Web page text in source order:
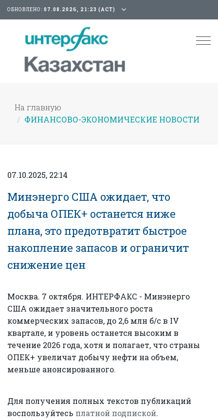
ОБНОВЛЕНО: 07.08.2026, 21:23 (АСТ)
На главную
ФИНАНСОВО-ЭКОНОМИЧЕСКИЕ НОВОСТИ
07.10.2025, 22:14
Минэнерго США ожидает, что
добыча ОПЕК+ останется ниже
плана, это предотвратит быстрое
накопление запасов и ограничит
снижение цен
Москва. 7 октября. ИНТЕРФАКС - Минэнерго
США ожидает значительного роста
коммерческих запасов, до 2,6 млн б/с в IV
квартале, и уровень останется высоким в
течение 2026 года, хотя и полагает, что страны
ОПЕК+ увеличат добычу нефти на объем,
меньше анонсированного.
Для получения полных текстов публикаций
воспользуйтесь платной подпиской.